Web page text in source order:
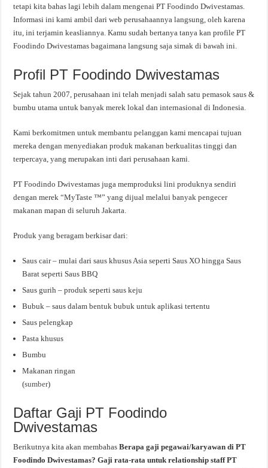
tetapi kita bahas lagi lebih dalam mengenai PT Foodindo Dwivestamas.
Informasi ini kami ambil dari web perusahaannya langsung, oleh karena
itu, ini terjamin keasliannya. Kamu sudah bertanya tanya kan profile PT
Foodindo Dwivestamas bagaimana langsung saja simak di bawah ini.
Profil PT Foodindo Dwivestamas
Sejak tahun 2007, perusahaan ini telah menjadi salah satu pemasok saus &
bumbu utama untuk banyak merek lokal dan internasional di Indonesia.
Kami berkomitmen untuk membantu pelanggan kami mencapai tujuan
mereka dengan menyediakan produk makanan berkualitas tinggi dan
terpercaya, yang merupakan inti dari perusahaan kami.
PT Foodindo Dwivestamas juga memproduksi lini produknya sendiri
dengan merek “MyTaste ™” yang dijual melalui banyak pengecer
makanan mapan di seluruh Jakarta.
Produk yang beragam berkisar dari:
Saus cair – mulai dari saus khusus Asia seperti Saus XO hingga Saus
Barat seperti Saus BBQ
Saus gurih – produk seperti saus keju
Bubuk – saus dalam bentuk bubuk untuk aplikasi tertentu
Saus pelengkap
Pasta khusus
Bumbu
Makanan ringan
(sumber)
Daftar Gaji PT Foodindo
Dwivestamas
Berikutnya kita akan membahasBerapa gaji pegawai/karyawan di PT
Foodindo Dwivestamas? Gaji rata-rata untuk relationship staff PT